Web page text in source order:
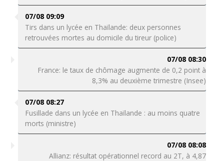
07/08 09:09
Tirs dans un lycée en Thaïlande: deux personnes
retrouvées mortes au domicile du tireur (police)
07/08 08:30
France: le taux de chômage augmente de 0,2 point à
8,3% au deuxième trimestre (Insee)
07/08 08:27
Fusillade dans un lycée en Thaïlande : au moins quatre
morts (ministre)
07/08 08:08
Allianz: résultat opérationnel record au 2T, à 4,87